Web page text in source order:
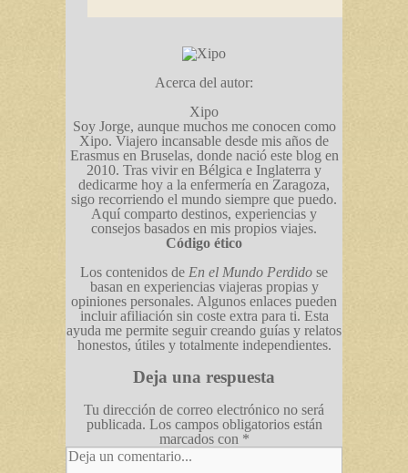
Acerca del autor:
Xipo
Soy Jorge, aunque muchos me conocen como
Xipo. Viajero incansable desde mis años de
Erasmus en Bruselas, donde nació este blog en
2010. Tras vivir en Bélgica e Inglaterra y
dedicarme hoy a la enfermería en Zaragoza,
sigo recorriendo el mundo siempre que puedo.
Aquí comparto destinos, experiencias y
consejos basados en mis propios viajes.
Código ético
Los contenidos de En el Mundo Perdido se
basan en experiencias viajeras propias y
opiniones personales. Algunos enlaces pueden
incluir afiliación sin coste extra para ti. Esta
ayuda me permite seguir creando guías y relatos
honestos, útiles y totalmente independientes.
Deja una respuesta
Tu dirección de correo electrónico no será
publicada. Los campos obligatorios están
marcados con *